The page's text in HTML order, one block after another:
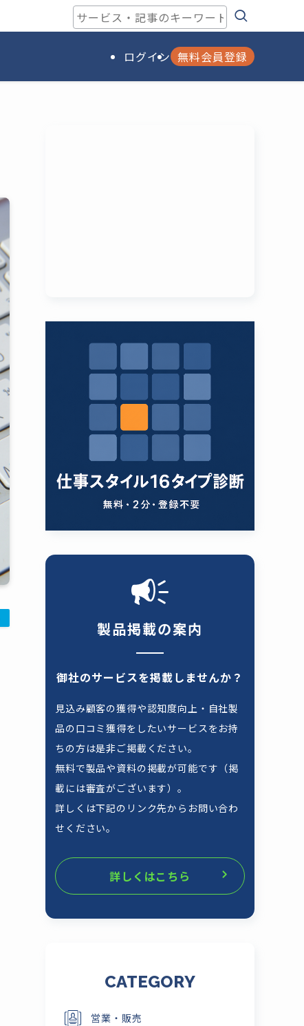
ログイン 無料会員登録
製品掲載の案内
御社のサービスを掲載しませんか？
見込み顧客の獲得や認知度向上・自社製
品の口コミ獲得をしたいサービスをお持
ちの方は是非ご掲載ください。
無料で製品や資料の掲載が可能です（掲
載には審査がございます）。
詳しくは下記のリンク先からお問い合わ
せください。
詳しくはこちら
CATEGORY
営業・販売